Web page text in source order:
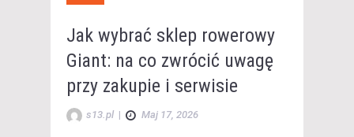
Jak wybrać sklep rowerowy
Giant: na co zwrócić uwagę
przy zakupie i serwisie
s13.pl | Maj 17, 2026